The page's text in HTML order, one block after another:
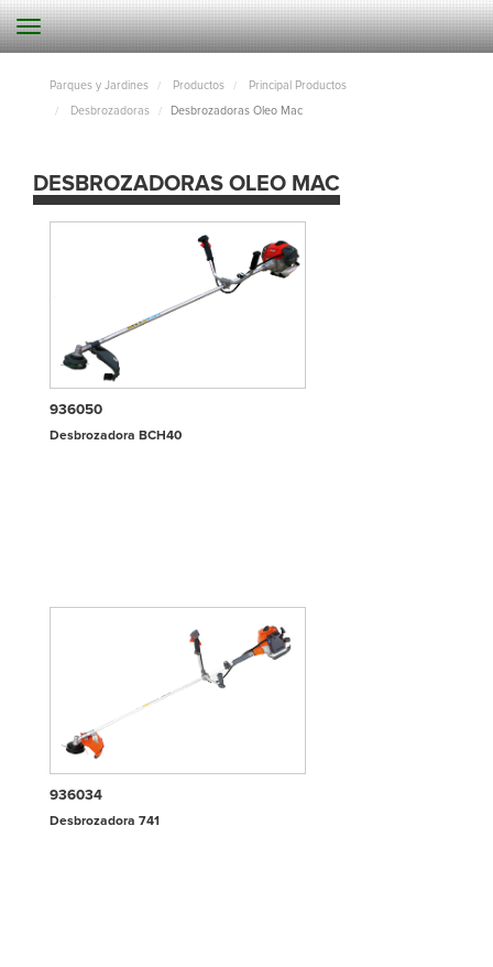
Parques y Jardines Productos Principal Productos
Desbrozadoras Desbrozadoras Oleo Mac
DESBROZADORAS OLEO MAC
936050
Desbrozadora BCH40
936034
Desbrozadora 741